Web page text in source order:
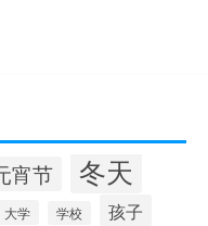
宵节 冬天
大学 学校 孩子